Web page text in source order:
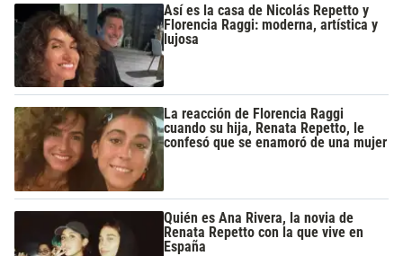
Así es la casa de Nicolás Repetto y
Florencia Raggi: moderna, artística y
lujosa
La reacción de Florencia Raggi
cuando su hija, Renata Repetto, le
confesó que se enamoró de una mujer
Quién es Ana Rivera, la novia de
Renata Repetto con la que vive en
España